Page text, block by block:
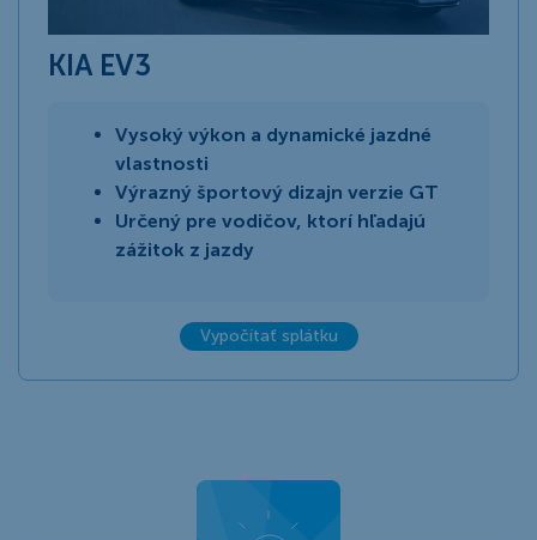
KIA EV3
Vysoký výkon a dynamické jazdné
vlastnosti
Výrazný športový dizajn verzie GT
Určený pre vodičov, ktorí hľadajú
zážitok z jazdy
Vypočítať splátku